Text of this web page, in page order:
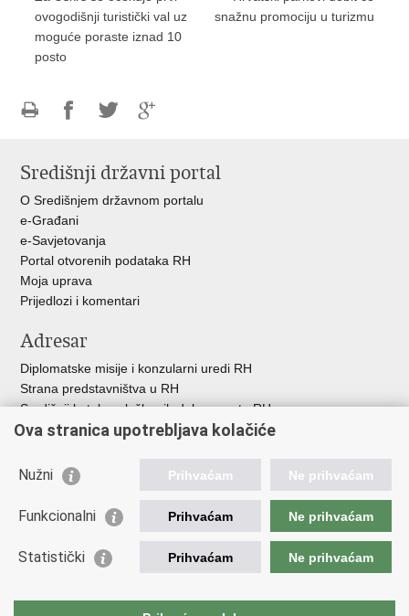
ovogodišnji turistički val uz
moguće poraste iznad 10
posto
snažnu promociju u turizmu
FacebookuTwitteruGoogle
Središnji državni portal
O Središnjem državnom portalu
e-Građani
e-Savjetovanja
Portal otvorenih podataka RH
Moja uprava
Prijedlozi i komentari
Adresar
Diplomatske misije i konzularni uredi RH
Strana predstavništva u RH
Središnji katalog službenih dokumenata RH
Adresar tijela javne vlasti
Besplatni telefoni javne uprave
Korisne poveznice
Hrvatska gospodarska komora
Hrvatska udruga poslodavaca
Ova stranica upotrebljava kolačiće
Nužni Prihvaćam Ne prihvaćam
Funkcionalni Prihvaćam Ne prihvaćam
Statistički Prihvaćam Ne prihvaćam